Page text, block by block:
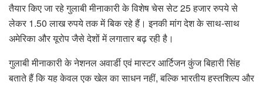
तैयार किए जा रहे गुलाबी मीनाकारी के विशेष चेस सेट 25 हजार रुपये से
लेकर 1.50 लाख रुपये तक में बिक रहे हैं। इनकी मांग देश के साथ-साथ
अमेरिका और यूरोप जैसे देशों में लगातार बढ़ रही है।
गुलाबी मीनाकारी के नेशनल अवार्डी एवं मास्टर आर्टिजन कुंज बिहारी सिंह
बताते हैं कि यह केवल एक खेल का साधन नहीं, बल्कि भारतीय हस्तशिल्प और